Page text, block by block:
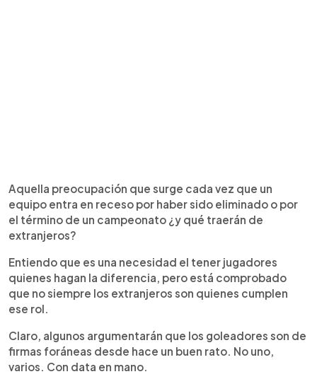
Aquella preocupación que surge cada vez que un
equipo entra en receso por haber sido eliminado o por
el término de un campeonato ¿y qué traerán de
extranjeros?
Entiendo que es una necesidad el tener jugadores
quienes hagan la diferencia, pero está comprobado
que no siempre los extranjeros son quienes cumplen
ese rol.
Claro, algunos argumentarán que los goleadores son de
firmas foráneas desde hace un buen rato. No uno,
varios. Con data en mano.